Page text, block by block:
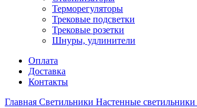
Терморегуляторы
Трековые подсветки
Трековые розетки
Шнуры, удлинители
Оплата
Доставка
Контакты
Главная Светильники Настенные светильники